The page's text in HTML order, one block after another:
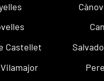
Castellet